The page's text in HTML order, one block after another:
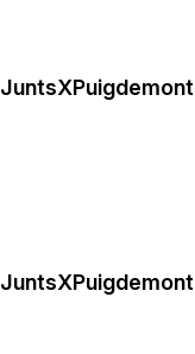
JuntsXPuigdemont
JuntsXPuigdemont